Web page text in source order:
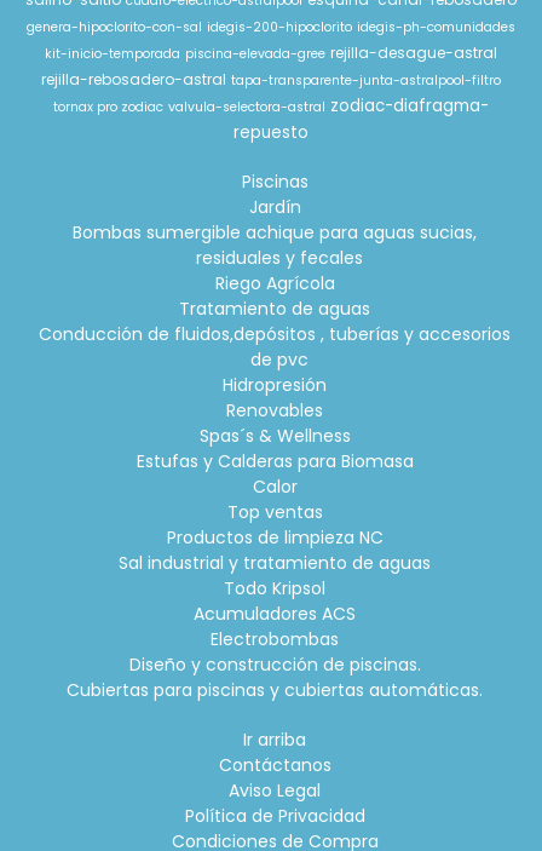
genera-hipoclorito-con-sal idegis-200-hipoclorito idegis-ph-comunidades
kit-inicio-temporada piscina-elevada-gree rejilla-desague-astral
rejilla-rebosadero-astral tapa-transparente-junta-astralpool-filtro
tornax pro zodiac valvula-selectora-astral zodiac-diafragma-
repuesto
Piscinas
Jardín
Bombas sumergible achique para aguas sucias,
residuales y fecales
Riego Agrícola
Tratamiento de aguas
Conducción de fluidos,depósitos , tuberías y accesorios
de pvc
Hidropresión
Renovables
Spas´s & Wellness
Estufas y Calderas para Biomasa
Calor
Top ventas
Productos de limpieza NC
Sal industrial y tratamiento de aguas
Todo Kripsol
Acumuladores ACS
Electrobombas
Diseño y construcción de piscinas.
Cubiertas para piscinas y cubiertas automáticas.
Ir arriba
Contáctanos
Aviso Legal
Política de Privacidad
Condiciones de Compra